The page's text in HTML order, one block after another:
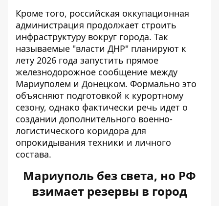
Кроме того, российская оккупационная
администрация продолжает строить
инфраструктуру вокруг города. Так
называемые "власти ДНР" планируют к
лету 2026 года запустить прямое
железнодорожное сообщение между
Мариуполем и Донецком. Формально это
объясняют подготовкой к курортному
сезону, однако фактически речь идет о
создании дополнительного военно-
логистического коридора для
опрокидывания техники и личного
состава.
Мариуполь без света, но РФ
взимает резервы в город